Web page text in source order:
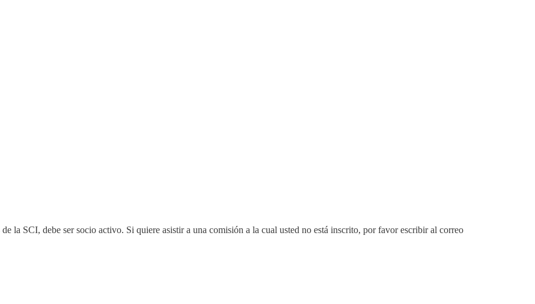
la SCI, debe ser socio activo. Si quiere asistir a una comisión a la cual usted no está inscrito, por favor escribir al correo